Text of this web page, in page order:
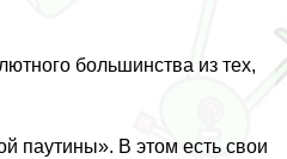
большинства из тех,
паутины». В этом есть свои